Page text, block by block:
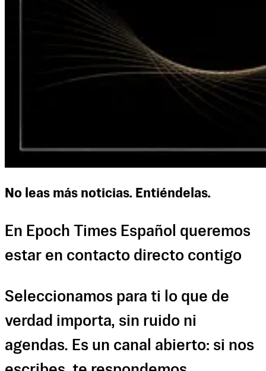
No leas más noticias. Entiéndelas.
En Epoch Times Español queremos
estar en contacto directo contigo
Seleccionamos para ti lo que de
verdad importa, sin ruido ni
agendas. Es un canal abierto: si nos